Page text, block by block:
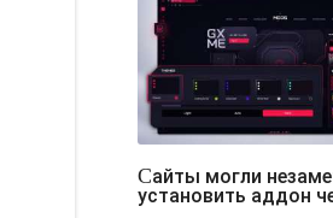
Сайты могли незаметно
установить аддон